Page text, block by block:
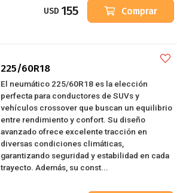
USD 155 Comprar
225/60R18
El neumático 225/60R18 es la elección
perfecta para conductores de SUVs y
vehículos crossover que buscan un equilibrio
entre rendimiento y confort. Su diseño
avanzado ofrece excelente tracción en
diversas condiciones climáticas,
garantizando seguridad y estabilidad en cada
trayecto. Además, su const...